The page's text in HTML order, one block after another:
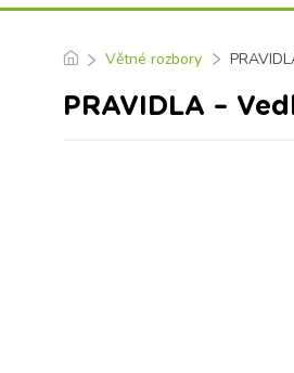
Větné rozbory
PRAVIDLA –